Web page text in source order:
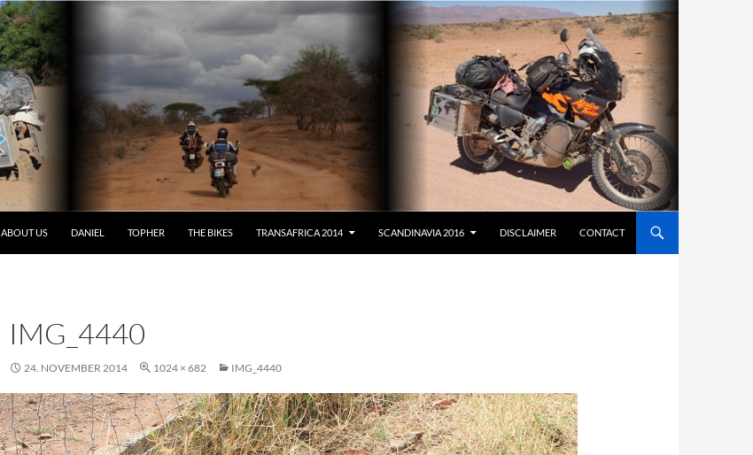
ABOUT US DANIEL TOPHER THE BIKES TRANSAFRICA 2014 SCANDINAVIA 2016 DISCLAIMER CONTACT
IMG_4440
24. NOVEMBER 2014 1024 × 682 IMG_4440